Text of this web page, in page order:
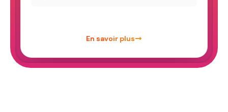
En savoir plus